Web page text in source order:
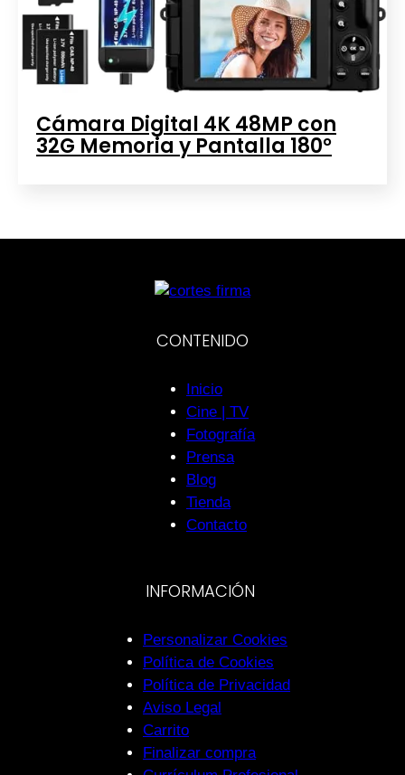
Cámara Digital 4K 48MP con
32G Memoria y Pantalla 180°
CONTENIDO
Inicio
Cine | TV
Fotografía
Prensa
Blog
Tienda
Contacto
INFORMACIÓN
Personalizar Cookies
Política de Cookies
Política de Privacidad
Aviso Legal
Carrito
Finalizar compra